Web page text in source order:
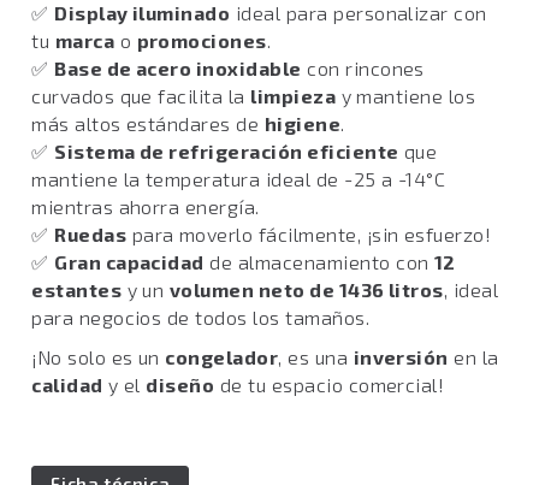
✅ Display iluminado ideal para personalizar con
tu marca o promociones.
✅Base de acero inoxidable con rincones
curvados que facilita la limpieza y mantiene los
más altos estándares de higiene.
✅ Sistema de refrigeración eficiente que
mantiene la temperatura ideal de -25 a -14°C
mientras ahorra energía.
✅ Ruedas para moverlo fácilmente, ¡sin esfuerzo!
✅ Gran capacidad de almacenamiento con 12
estantes y un volumen neto de 1436 litros, ideal
para negocios de todos los tamaños.
¡No solo es un congelador, es una inversión en la
calidad y el diseño de tu espacio comercial!